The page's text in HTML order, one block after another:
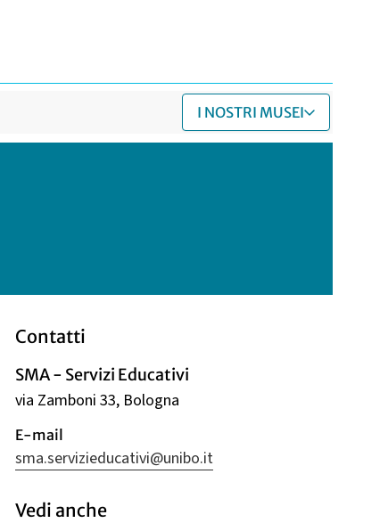
I NOSTRI MUSEI
Contatti
SMA - Servizi Educativi
via Zamboni 33, Bologna
E-mail
sma.servizieducativi@unibo.it
Vedi anche